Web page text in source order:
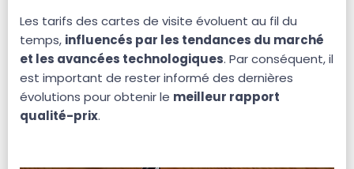
Les tarifs des cartes de visite évoluent au fil du
temps, influencés par les tendances du marché
et les avancées technologiques. Par conséquent, il
est important de rester informé des dernières
évolutions pour obtenir le meilleur rapport
qualité-prix.